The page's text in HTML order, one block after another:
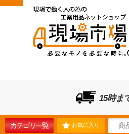
15時ま
カテゴリ一覧 お気に入り